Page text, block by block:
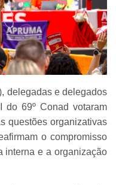
delegadas e delegados
do 69º Conad votaram
questões organizativas
o compromisso
interna e a organização